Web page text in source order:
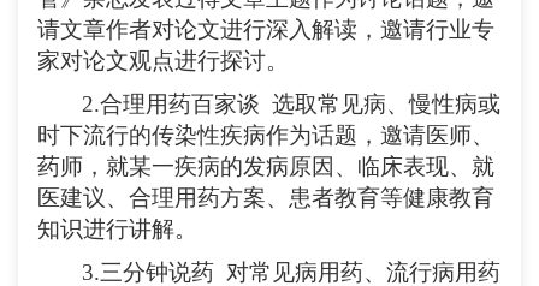
请文章作者对论文进行深入解读，邀请行业专
家对论文观点进行探讨。
2.合理用药百家谈 选取常见病、慢性病或
时下流行的传染性疾病作为话题，邀请医师、
药师，就某一疾病的发病原因、临床表现、就
医建议、合理用药方案、患者教育等健康教育
知识进行讲解。
3.三分钟说药 对常见病用药、流行病用药